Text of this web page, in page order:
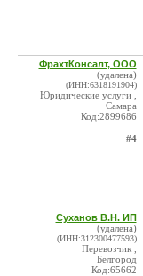
ФрахтКонсалт, ООО
(удалена)
(ИНН:6318191904)
Юридические услуги ,
Самара
Код:2899686
#4
Суханов В.Н. ИП
(удалена)
(ИНН:312300477593)
Перевозчик ,
Белгород
Код:65662